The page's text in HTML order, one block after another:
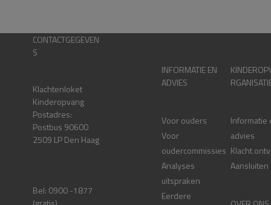
CONTACTGEGEVEN
S
Klachtenloket
Kinderopvang
Postadres:
Postbus 90600
2509 LP Den Haag
Bel: 0900 -1877
INFORMATIE EN
ADVIES
Voor ouders
Voor
oudercommissies
Analyses
uitspraken
Eerdere
Informatie
advies
Klacht
Aansluiten